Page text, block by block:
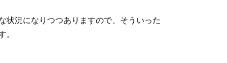
状況になりつつありますので、そういった
。